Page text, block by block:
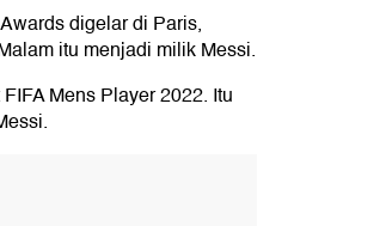
digelar di Paris,
itu menjadi milik Messi.
Mens Player 2022. Itu